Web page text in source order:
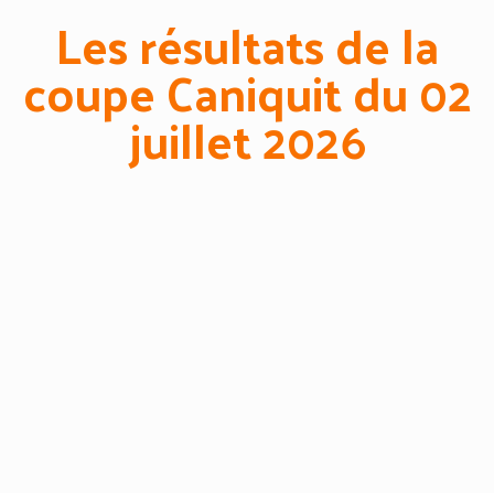
Les résultats de la
coupe Caniquit du 02
juillet 2026